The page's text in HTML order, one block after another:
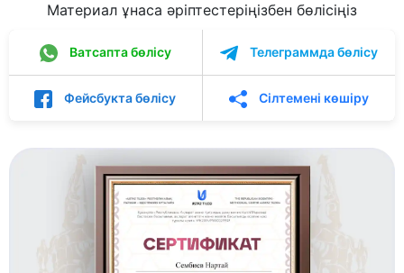
Материал ұнаса әріптестеріңізбен бөлісіңіз
Ватсапта бөлісу Телеграммда бөлісу
Фейсбукта бөлісу Сілтемені көшіру